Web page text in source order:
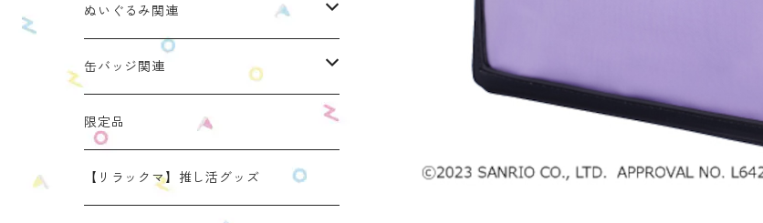
ぬいのおくるみ ぬいくるみん
リラックマモデル（全１種）
OZaKKaオリジナルモデル
手と手がつながる つなぐるみん
どうぶつシリーズ(第1弾)
たべものシリーズ(第2弾)
きらきらぬいぐるみポーチ
【限定】星
推し活コースターケース
ぬいぐるみ関連
ぬいのおくるみ ぬいくるみん
身長：約16cm【BIG】
身長：約12㎝
手と手がつながる つなぐるみん
きらきらぬいぐるみポーチ
缶バッジ関連
ねこみみ缶バッジケース
くまみみ缶バッジケース
限定品
【リラックマ】推し活グッズ